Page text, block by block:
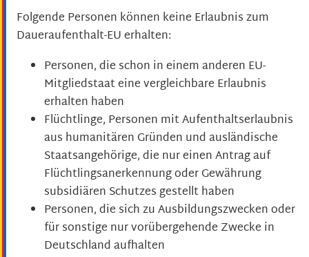
Folgende Personen können keine Erlaubnis zum
Daueraufenthalt-EU erhalten:
Personen, die schon in einem anderen EU-
Mitgliedstaat eine vergleichbare Erlaubnis
erhalten haben
Flüchtlinge, Personen mit Aufenthaltserlaubnis
aus humanitären Gründen und ausländische
Staatsangehörige, die nur einen Antrag auf
Flüchtlingsanerkennung oder Gewährung
subsidiären Schutzes gestellt haben
Personen, die sich zu Ausbildungszwecken oder
für sonstige nur vorübergehende Zwecke in
Deutschland aufhalten